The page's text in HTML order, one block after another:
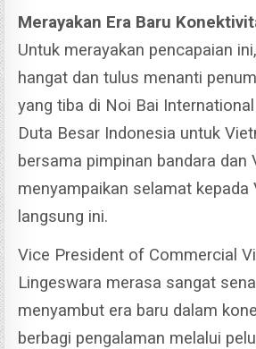
Merayakan Era Baru
Untuk merayakan pencapaian
hangat dan tulus menanti
yang tiba di Noi Bai
Duta Besar Indonesia untuk
bersama pimpinan bandara dan
menyampaikan selamat
langsung ini.
Vice President of Commercial
Lingeswara merasa sangat
menyambut era baru dalam
berbagi pengalaman melalui